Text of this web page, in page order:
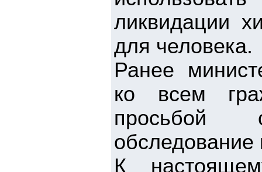
ликвидации
для человека.
Ранее
ко всем
просьбой
обследование
К